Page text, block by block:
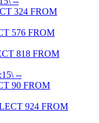
324 FROM
576 FROM
818 FROM
--
90 FROM
924 FROM